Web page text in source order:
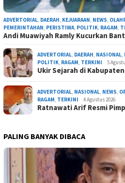
ADVERTORIAL, DAERAH, KEJUARAAN, NEWS,
PEMERINTAHAN, PERISTIWA, POLITIK, RAGAM,
Andi Muawiyah Ramly Kucurkan
ADVERTORIAL, DAERAH, NASIONAL,
POLITIK, RAGAM, TERKINI 5
Ukir Sejarah di
ADVERTORIAL, NASIONAL, NEWS,
RAGAM, TERKINI 4 Agustus 2026
Ratnawati Arif Resmi
PALING BANYAK DIBACA